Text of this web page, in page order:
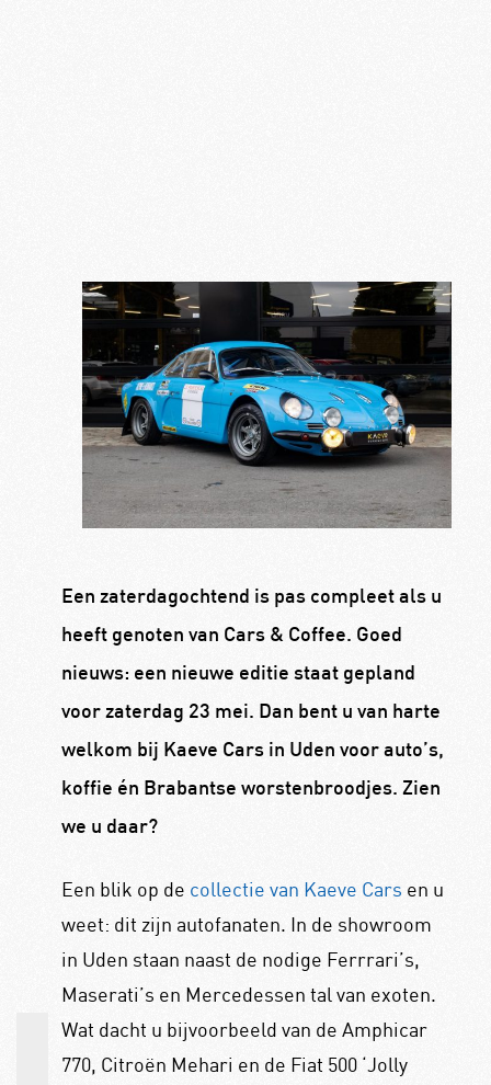
Een zaterdagochtend is pas compleet als u
heeft genoten van Cars & Coffee. Goed
nieuws: een nieuwe editie staat gepland
voor zaterdag 23 mei. Dan bent u van harte
welkom bij Kaeve Cars in Uden voor auto’s,
koffie én Brabantse worstenbroodjes. Zien
we u daar?
Een blik op de collectie van Kaeve Cars en u
weet: dit zijn autofanaten. In de showroom
in Uden staan naast de nodige Ferrrari’s,
Maserati’s en Mercedessen tal van exoten.
Wat dacht u bijvoorbeeld van de Amphicar
770, Citroën Mehari en de Fiat 500 ‘Jolly